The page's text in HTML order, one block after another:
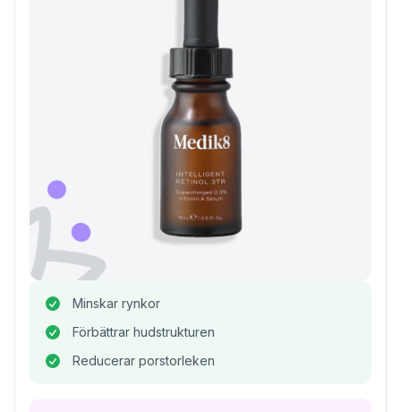
Minskar rynkor
Förbättrar hudstrukturen
Reducerar porstorleken